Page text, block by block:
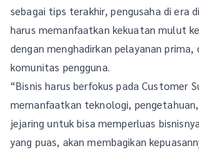
sebagai tips terakhir, pengusaha di era
harus memanfaatkan kekuatan mulut
dengan menghadirkan pelayanan prima,
komunitas pengguna.
“Bisnis harus berfokus pada Customer
memanfaatkan teknologi,
jejaring untuk bisa memperluas
yang puas, akan membagikan